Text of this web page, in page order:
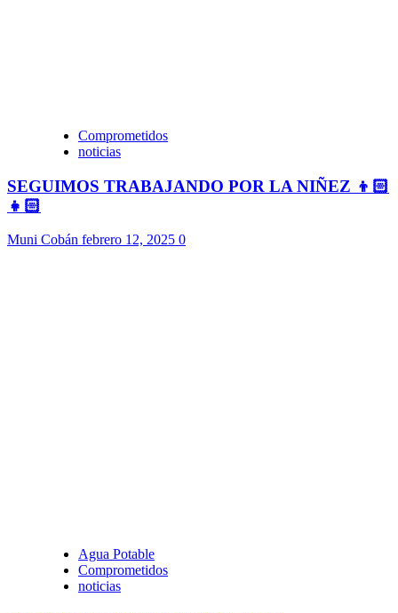
Comprometidos
noticias
SEGUIMOS TRABAJANDO POR LA NIÑEZ 👦🏻
👧🏻
Muni Cobán febrero 12, 2025 0
Agua Potable
Comprometidos
noticias